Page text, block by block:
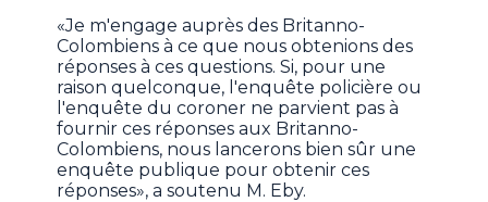
«Je m'engage auprès des Britanno-
Colombiens à ce que nous obtenions des
réponses à ces questions. Si, pour une
raison quelconque, l'enquête policière ou
l'enquête du coroner ne parvient pas à
fournir ces réponses aux Britanno-
Colombiens, nous lancerons bien sûr une
enquête publique pour obtenir ces
réponses», a soutenu M. Eby.